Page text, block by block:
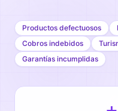
Productos defectuosos
Cobros indebidos
Garantías incumplidas